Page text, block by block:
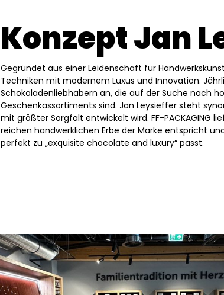
Konzept Jan
Gegründet aus einer Leidenschaft für
Techniken mit modernem Luxus und Innovation.
Schokoladenliebhabern an, die auf der Suche nach
Geschenkassortiments sind. Jan Leysieffer steht
mit größter Sorgfalt entwickelt wird. FF-PACKAGING
reichen handwerklichen Erbe der Marke entspricht
perfekt zu „exquisite chocolate and luxury“ passt.